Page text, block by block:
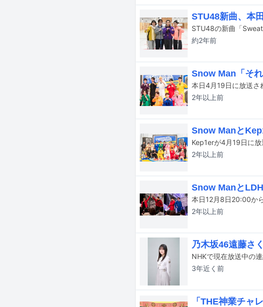
STU48新曲、本
STU48の新曲「
約2年前
Snow Man「そ
本日4月19日に放送さ
2年以上前
Snow Manと
Kep1erが4月19日に
2年以上前
Snow Manと
本日12月8日20:00か
2年以上前
乃木坂46遠藤さ
NHKで現在放送中の
3年近く 前
「THE神業チャ